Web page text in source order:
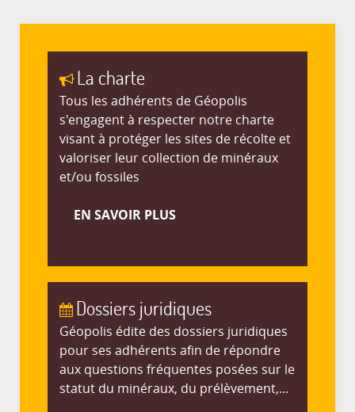
La charte
Tous les adhérents de Géopolis
s'engagent à respecter notre charte
visant à protéger les sites de récolte et
valoriser leur collection de minéraux
et/ou fossiles
EN SAVOIR PLUS
Dossiers juridiques
Géopolis édite des dossiers juridiques
pour ses adhérents afin de répondre
aux questions fréquentes posées sur le
statut du minéraux, du prélèvement,...